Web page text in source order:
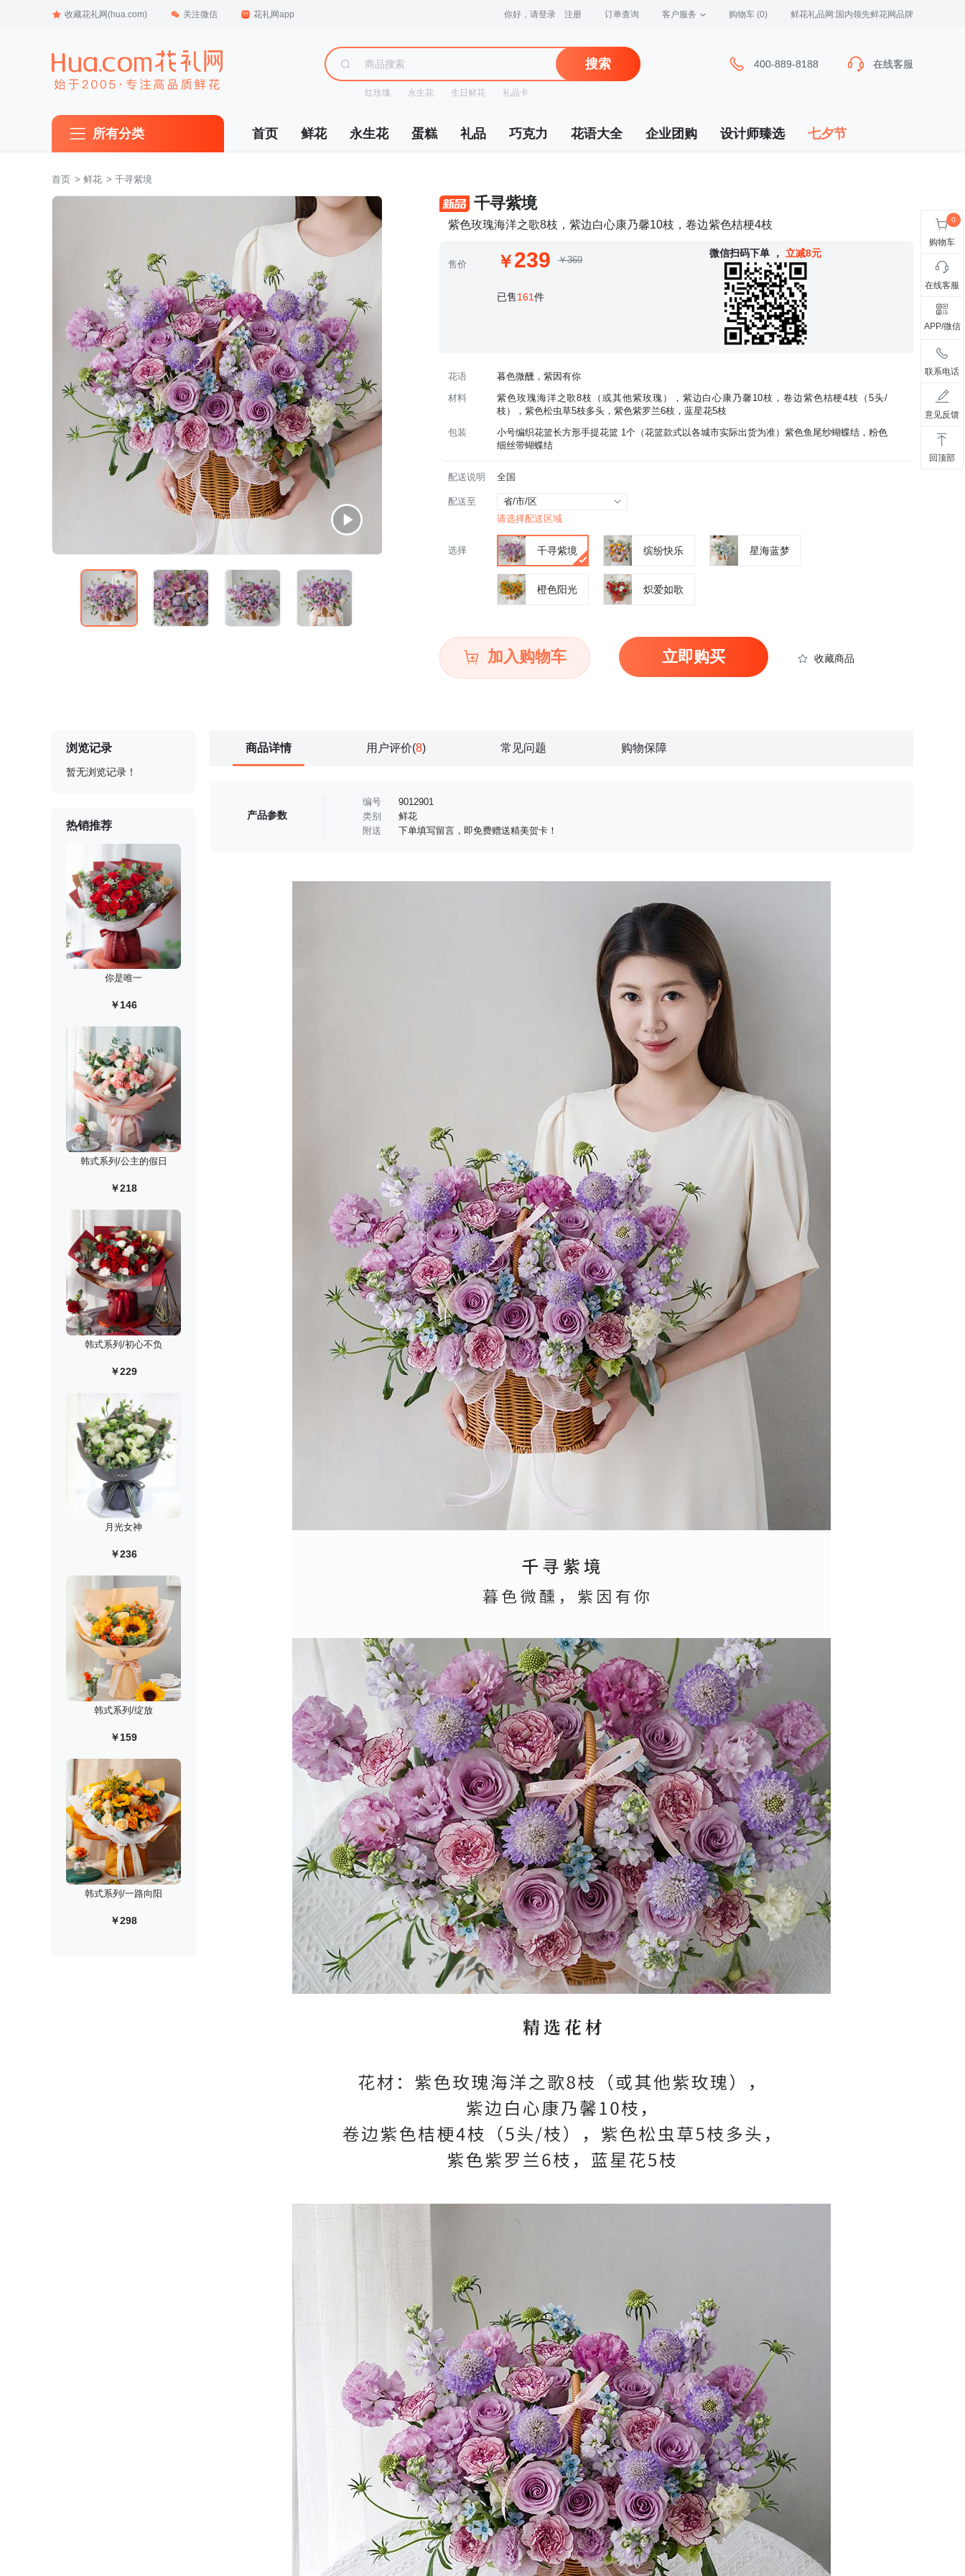
收藏花礼网(hua.com) 关注微信 花礼网app 你好，请登录 注册 订单查询 客户服务 购物车 (0) 鲜花礼品网:国内领先鲜花网品牌
搜索
红玫瑰 永生花 生日鲜花 礼品卡
400-889-8188 在线客服
400-889-8188 在线客服
所有分类 首页 鲜花 永生花 蛋糕 礼品 巧克力 花语大全 企业团购 设计师臻选 七夕节
首页 > 鲜花 > 千寻紫境
千寻紫境
紫色玫瑰海洋之歌8枝，紫边白心康乃馨10枝，卷边紫色桔梗4枝
售价 239 ￥369
微信扫码下单 ， 立减8元
已售161件
花语
暮色微醺，紫因有你
材料
紫色玫瑰海洋之歌8枝（或其他紫玫瑰），紫边白心康乃馨10枝，卷边紫色桔梗4枝（5头/
枝），紫色松虫草5枝多头，紫色紫罗兰6枝，蓝星花5枝
包装
小号编织花篮长方形手提花篮 1个（花篮款式以各城市实际出货为准）紫色鱼尾纱蝴蝶结，粉色
细丝带蝴蝶结
配送说明 全国
配送至
省/市/区
请选择配送区域
选择 千寻紫境 缤纷快乐 星海蓝梦
橙色阳光 炽爱如歌
加入购物车 立即购买 收藏商品
购物车
在线客服
APP/微信
联系电话
意见反馈
回顶部
浏览记录
暂无浏览记录！
热销推荐
你是唯一
￥146
韩式系列/公主的假日
￥218
韩式系列/初心不负
￥229
月光女神
￥236
韩式系列/绽放
￥159
韩式系列/一路向阳
￥298
商品详情 用户评价(8) 常见问题 购物保障
产品参数
编号
9012901
类别
鲜花
附送
下单填写留言，即免费赠送精美贺卡！